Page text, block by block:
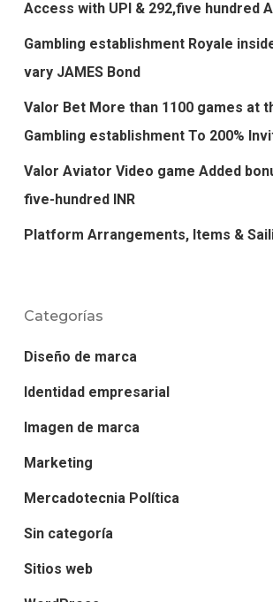
Access with UPI & 292,five hundred
Gambling establishment Royale
vary JAMES Bond
Valor Bet More than 1100 games at
Gambling establishment To 200%
Valor Aviator Video game Added
five-hundred INR
Platform Arrangements, Items &
Categorías
Diseño de marca
Identidad empresarial
Imagen de marca
Marketing
Mercadotecnia Política
Sin categoría
Sitios web